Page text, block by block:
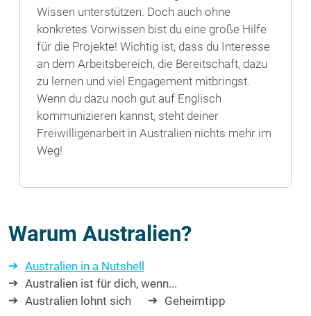
Wissen unterstützen. Doch auch ohne
konkretes Vorwissen bist du eine große Hilfe
für die Projekte! Wichtig ist, dass du Interesse
an dem Arbeitsbereich, die Bereitschaft, dazu
zu lernen und viel Engagement mitbringst.
Wenn du dazu noch gut auf Englisch
kommunizieren kannst, steht deiner
Freiwilligenarbeit in Australien nichts mehr im
Weg!
Warum Australien?
Australien in a Nutshell
Australien ist für dich, wenn...
Australien lohnt sich
Geheimtipp